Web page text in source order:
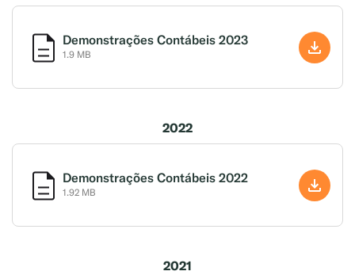
Demonstrações Contábeis 2023
1.9 MB
2022
Demonstrações Contábeis 2022
1.92 MB
2021